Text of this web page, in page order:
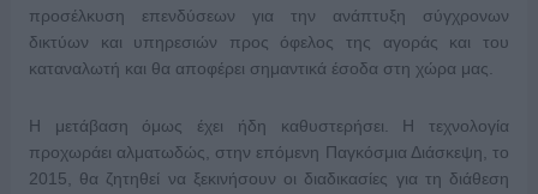
προσέλκυση επενδύσεων για την ανάπτυξη σύγχρονων
δικτύων και υπηρεσιών προς όφελος της αγοράς και του
καταναλωτή και θα αποφέρει σημαντικά έσοδα στη χώρα μας.
Η μετάβαση όμως έχει ήδη καθυστερήσει. Η τεχνολογία
προχωράει αλματωδώς, στην επόμενη Παγκόσμια Διάσκεψη, το
2015, θα ζητηθεί να ξεκινήσουν οι διαδικασίες για τη διάθεση